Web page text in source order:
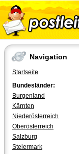
Navigation
Startseite
Bundesländer:
Burgenland
Kärnten
Niederösterreich
Oberösterreich
Salzburg
Steiermark